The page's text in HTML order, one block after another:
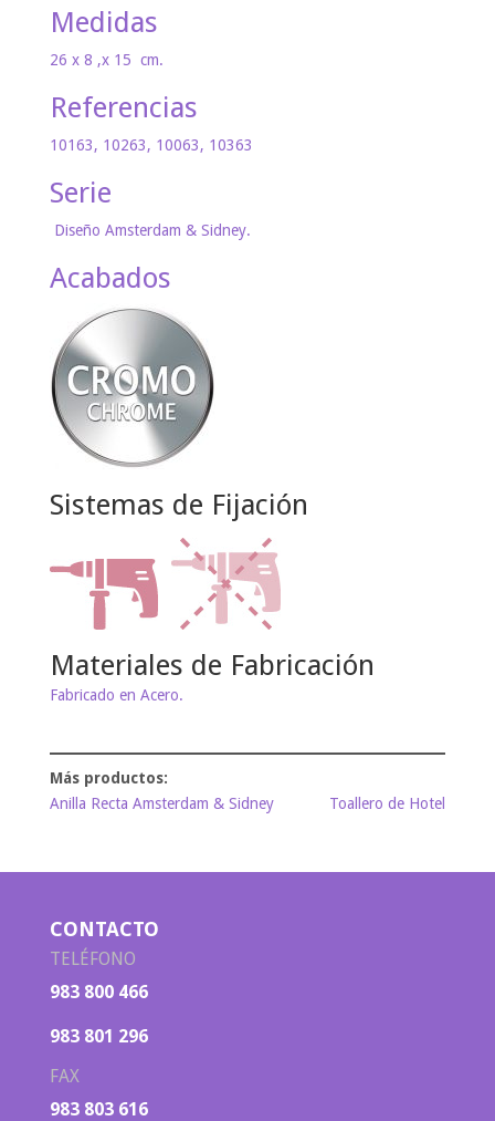
Medidas
26 x 8 ,x 15 cm.
Referencias
10163, 10263, 10063, 10363
Serie
Diseño Amsterdam & Sidney.
Acabados
Sistemas de Fijación
Materiales de Fabricación
Fabricado en Acero.
Anilla Recta Amsterdam & Sidney Toallero de Hotel
CONTACTO
TELÉFONO
983 800 466
983 801 296
FAX
983 803 616